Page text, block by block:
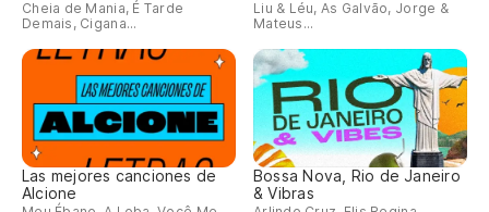
Cheia de Mania, É Tarde
Demais, Cigana...
Liu & Léu, As Galvão, Jorge &
Mateus...
Las mejores canciones de
Alcione
Bossa Nova, Rio de Janeiro
& Vibras